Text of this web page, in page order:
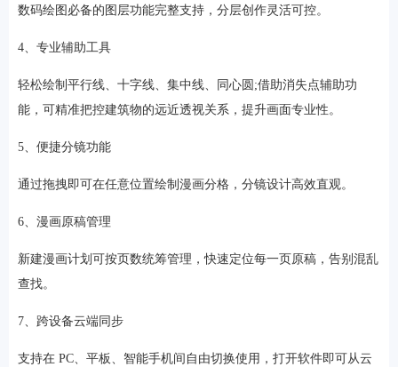
数码绘图必备的图层功能完整支持，分层创作灵活可控。
4、专业辅助工具
轻松绘制平行线、十字线、集中线、同心圆;借助消失点辅助功
能，可精准把控建筑物的远近透视关系，提升画面专业性。
5、便捷分镜功能
通过拖拽即可在任意位置绘制漫画分格，分镜设计高效直观。
6、漫画原稿管理
新建漫画计划可按页数统筹管理，快速定位每一页原稿，告别混乱
查找。
7、跨设备云端同步
支持在 PC、平板、智能手机间自由切换使用，打开软件即可从云